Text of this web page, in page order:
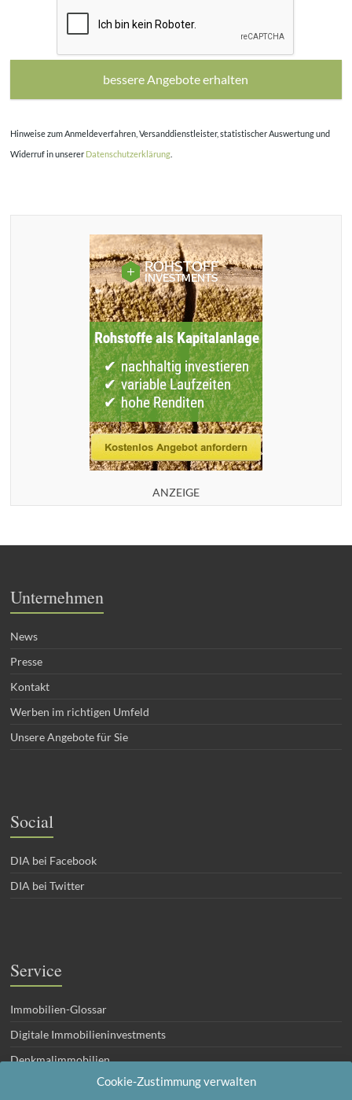
Cookie-Zustimmung verwalten
t
l
e
r
s
Hinweise zum Anmeldeverfahren, Versanddienstleister, statistischer Auswertung und
Widerruf in unserer Datenschutzerklärung
ANZEIGE
Unternehmen
News
Presse
Kontakt
Werben im richtigen Umfeld
Unsere Angebote für Sie
Social
DIA bei Facebook
DIA bei Twitter
Service
Immobilien-Glossar
Digitale Immobilieninvestments
Denkmalimmobilien
Eigentumswohnungen zur Geldanlage